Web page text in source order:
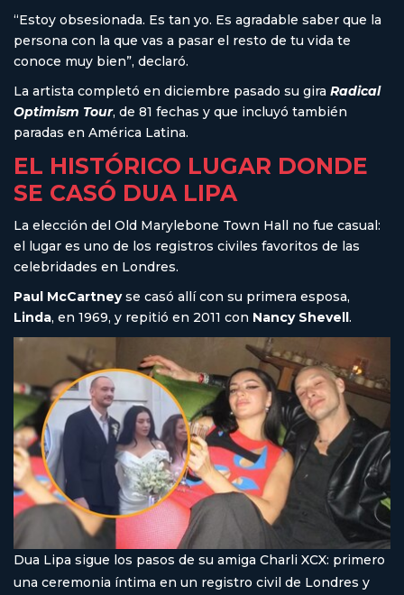
“Estoy obsesionada. Es tan yo. Es agradable saber que la
persona con la que vas a pasar el resto de tu vida te
conoce muy bien”, declaró.
La artista completó en diciembre pasado su gira Radical
Optimism Tour, de 81 fechas y que incluyó también
paradas en América Latina.
EL HISTÓRICO LUGAR DONDE
SE CASÓ DUA LIPA
La elección del Old Marylebone Town Hall no fue casual:
el lugar es uno de los registros civiles favoritos de las
celebridades en Londres.
Paul McCartneyse casó allí con su primera esposa,
Linda, en 1969, y repitió en 2011 con Nancy Shevell.
Dua Lipa sigue los pasos de su amiga Charli XCX: primero
una ceremonia íntima en un registro civil de Londres y